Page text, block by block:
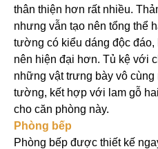
thân thiện hơn rất nhiều.
nhưng vẫn tạo nên tổng thể
tường có kiểu dáng độc
nên hiện đại hơn. Tủ kệ với
những vật trưng bày vô cùng
tường, kết hợp với lam gỗ
cho căn phòng này.
Phòng bếp
Phòng bếp được thiết kế